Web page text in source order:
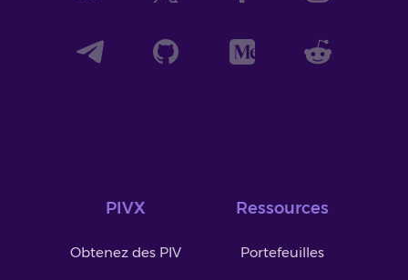
PIVX
Obtenez des PIV
Ressources
Portefeuilles